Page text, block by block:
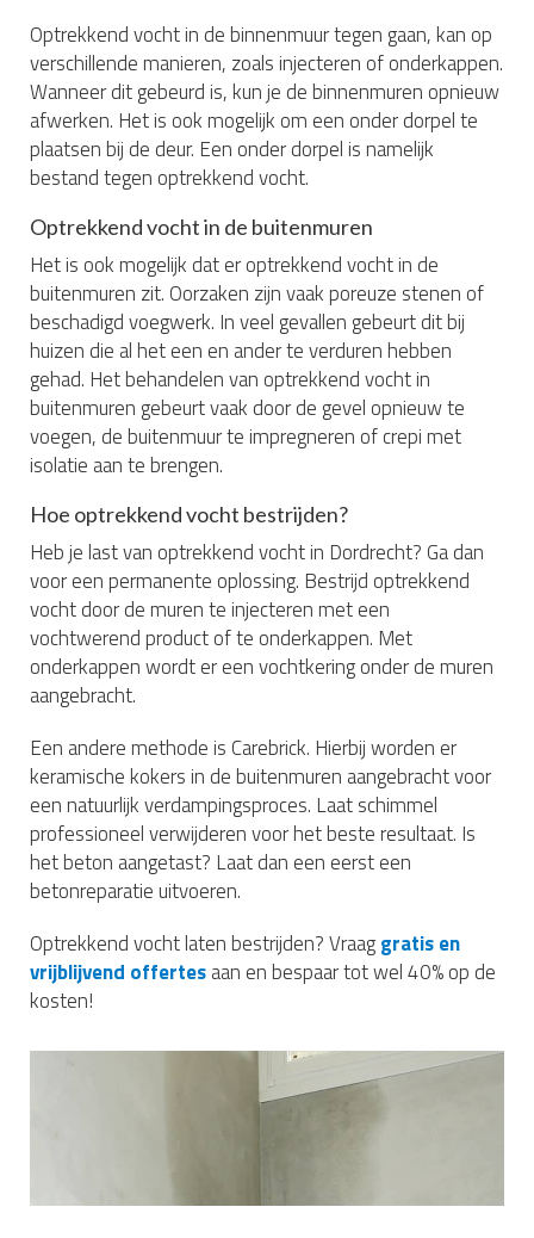
Optrekkend vocht in de binnenmuur tegen gaan, kan op
verschillende manieren, zoals injecteren of onderkappen.
Wanneer dit gebeurd is, kun je de binnenmuren opnieuw
afwerken. Het is ook mogelijk om een onder dorpel te
plaatsen bij de deur. Een onder dorpel is namelijk
bestand tegen optrekkend vocht.
Optrekkend vocht in de buitenmuren
Het is ook mogelijk dat er optrekkend vocht in de
buitenmuren zit. Oorzaken zijn vaak poreuze stenen of
beschadigd voegwerk. In veel gevallen gebeurt dit bij
huizen die al het een en ander te verduren hebben
gehad. Het behandelen van optrekkend vocht in
buitenmuren gebeurt vaak door de gevel opnieuw te
voegen, de buitenmuur te impregneren of crepi met
isolatie aan te brengen.
Hoe optrekkend vocht bestrijden?
Heb je last van optrekkend vocht in Dordrecht? Ga dan
voor een permanente oplossing. Bestrijd optrekkend
vocht door de muren te injecteren met een
vochtwerend product of te onderkappen. Met
onderkappen wordt er een vochtkering onder de muren
aangebracht.
Een andere methode is Carebrick. Hierbij worden er
keramische kokers in de buitenmuren aangebracht voor
een natuurlijk verdampingsproces. Laat schimmel
professioneel verwijderen voor het beste resultaat. Is
het beton aangetast? Laat dan een eerst een
betonreparatie uitvoeren.
Optrekkend vocht laten bestrijden? Vraaggratis en
vrijblijvend offertesaan en bespaar tot wel 40% op de
kosten!